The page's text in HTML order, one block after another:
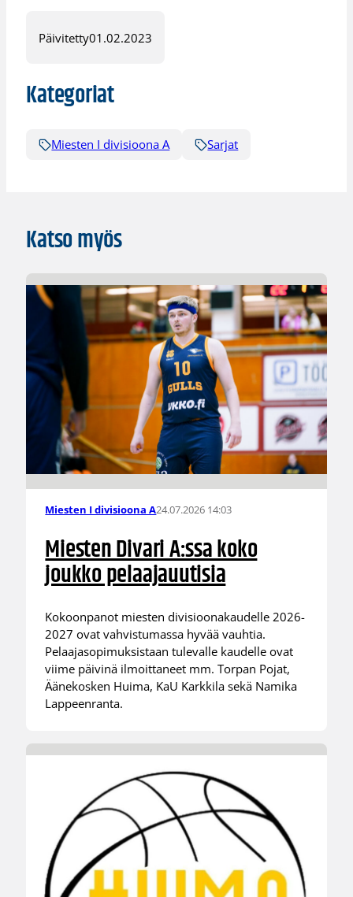
Päivitetty01.02.2023
Kategoriat
Miesten I divisioona A Sarjat
Katso myös
Miesten I divisioona A24.07.2026 14:03
Miesten Divari A:ssa koko
joukko pelaajauutisia
Kokoonpanot miesten divisioonakaudelle 2026-
2027 ovat vahvistumassa hyvää vauhtia.
Pelaajasopimuksistaan tulevalle kaudelle ovat
viime päivinä ilmoittaneet mm. Torpan Pojat,
Äänekosken Huima, KaU Karkkila sekä Namika
Lappeenranta.